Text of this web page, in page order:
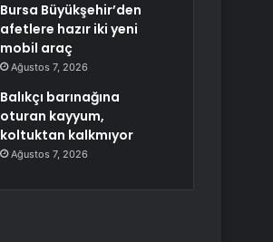
Bursa Büyükşehir’den
afetlere hazır iki yeni
mobil araç
Ağustos 7, 2026
Balıkçı barınağına
oturan kayyum,
koltuktan kalkmıyor
Ağustos 7, 2026